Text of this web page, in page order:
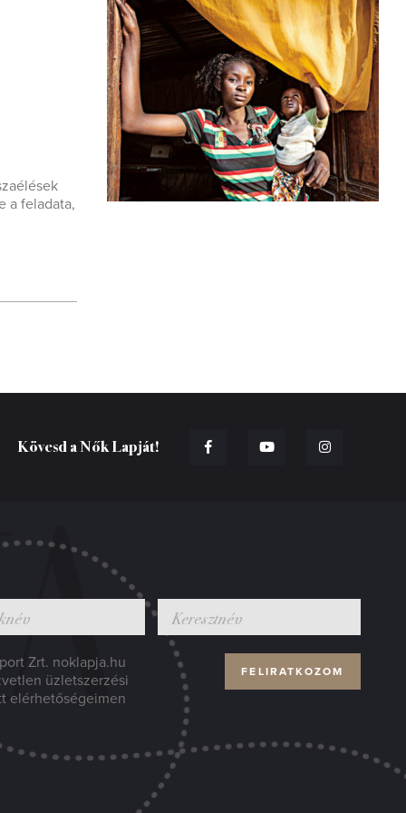
a feladata,
Kövesd a Nők Lapját!
Zrt. noklapja.hu
üzletszerzési
elérhetőségeimen